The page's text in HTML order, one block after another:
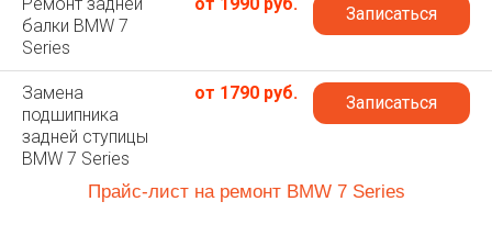
балки BMW 7
Series
Записаться
Замена
подшипника
задней ступицы
BMW 7 Series
от 1790 руб. Записаться
Прайс-лист на ремонт BMW 7 Series